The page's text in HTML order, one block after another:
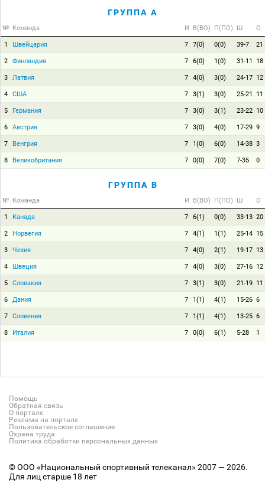
ГРУППА A
№ Команда И В(ВО) П(ПО) Ш О
1 Швейцария 7 7(0) 0(0) 39-7 21
2 Финляндия 7 6(0) 1(0) 31-11 18
3 Латвия 7 4(0) 3(0) 24-17 12
4 США 7 3(1) 3(0) 25-21 11
5 Германия 7 3(0) 3(1) 23-22 10
6 Австрия 7 3(0) 4(0) 17-29 9
7 Венгрия 7 1(0) 6(0) 14-38 3
8 Великобритания 7 0(0) 7(0) 7-35 0
ГРУППА B
№ Команда И В(ВО) П(ПО) Ш О
1 Канада 7 6(1) 0(0) 33-13 20
2 Норвегия 7 4(1) 1(1) 25-14 15
3 Чехия 7 4(0) 2(1) 19-17 13
4 Швеция 7 4(0) 3(0) 27-16 12
5 Словакия 7 3(1) 3(0) 21-19 11
6 Дания 7 1(1) 4(1) 15-26 6
7 Словения 7 1(1) 4(1) 13-25 6
8 Италия 7 0(0) 6(1) 5-28 1
Помощь
Обратная связь
О портале
Реклама на портале
Пользовательское соглашение
Охрана труда
Политика обработки персональных данных
© ООО «Национальный спортивный телеканал» 2007 — 2026.
Для лиц старше 18 лет